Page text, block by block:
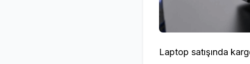
Laptop satışında